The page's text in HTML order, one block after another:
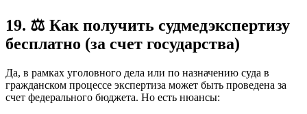
19. ⚖️ Как получить судмедэкспертизу
бесплатно (за счет государства)
Да, в рамках уголовного дела или по назначению суда в
гражданском процессе экспертиза может быть проведена за
счет федерального бюджета. Но есть нюансы: